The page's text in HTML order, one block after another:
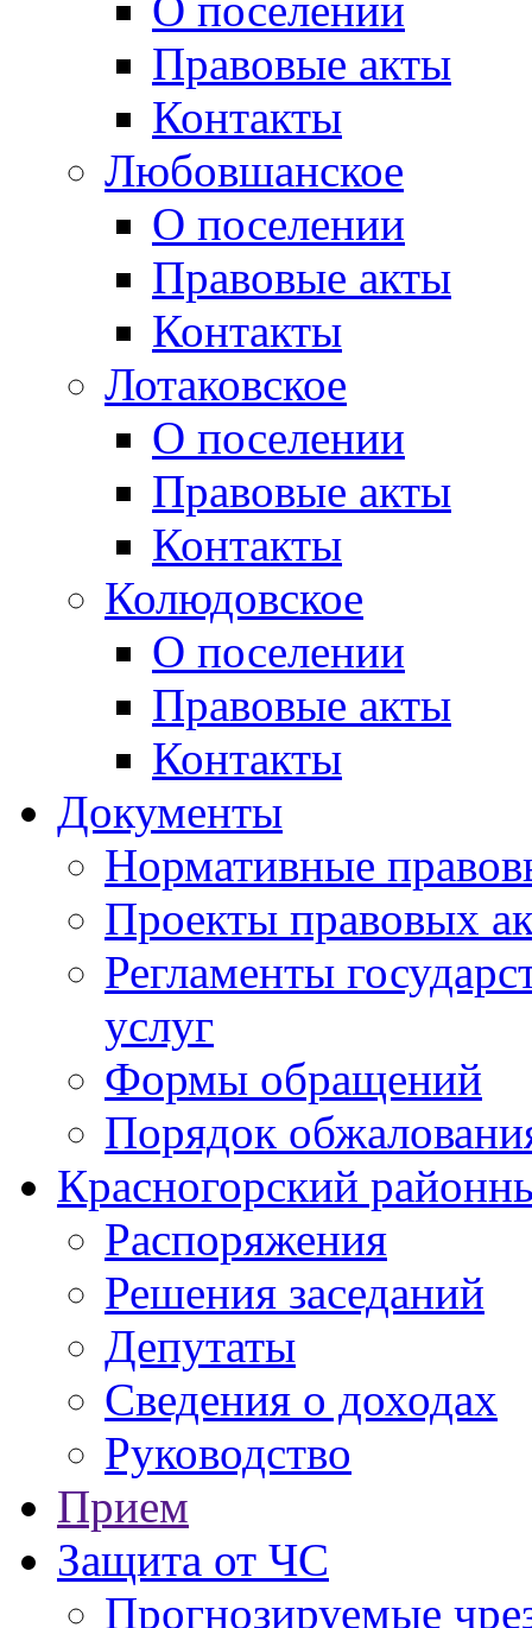
Правовые акты
Контакты
Любовшанское
О поселении
Правовые акты
Контакты
Лотаковское
О поселении
Правовые акты
Контакты
Колюдовское
О поселении
Правовые акты
Контакты
Документы
Нормативные
Проекты правовых
Регламенты
услуг
Формы обращений
Порядок
Красногорский
Распоряжения
Решения заседаний
Депутаты
Сведения о доходах
Руководство
Прием
Защита от ЧС
Прогнозируемые